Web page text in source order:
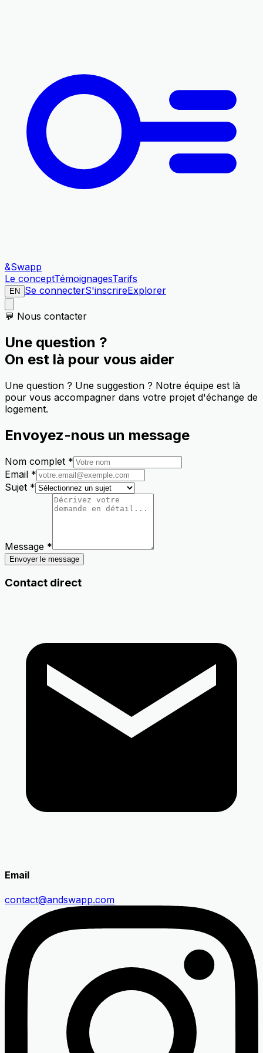
&Swapp
Le conceptTémoignagesTarifs
EN Se connecterS'inscrireExplorer
💬 Nous contacter
Une question ?
On est là pour vous aider
Une question ? Une suggestion ? Notre équipe est là
pour vous accompagner dans votre projet d'échange de
logement.
Envoyez-nous un message
Nom complet *
Email *
Sujet *
Message *
Envoyer le message
Contact direct
Email
contact@andswapp.com